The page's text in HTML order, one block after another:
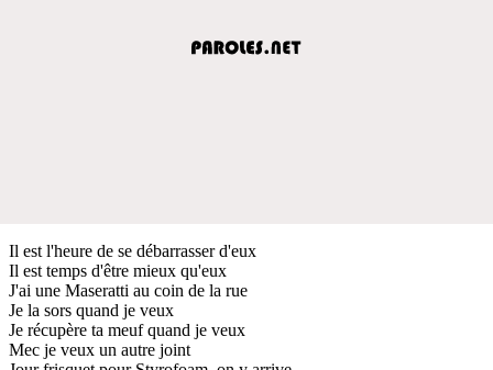
Il est l'heure de se débarrasser d'eux
Il est temps d'être mieux qu'eux
J'ai une Maseratti au coin de la rue
Je la sors quand je veux
Je récupère ta meuf quand je veux
Mec je veux un autre joint